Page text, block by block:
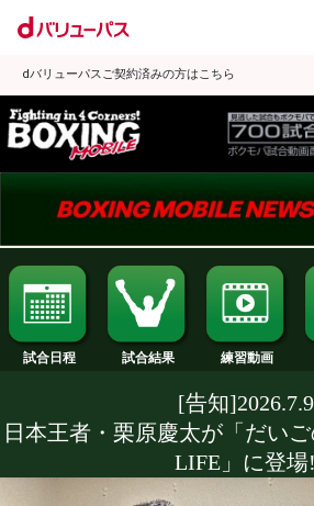
dバリューパスご契約済みの方はこちら
試合日程 試合結果 練習
[告知